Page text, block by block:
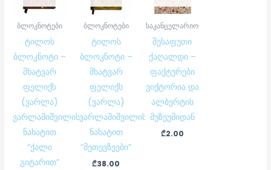
ბლოკნოტები
ტილოს
ბლოკნოტი –
მხატვარ
ფელიქს
(ვარლა)
ვარლამიშვილის
ნახატით
“ქალი
გიტარით”
ბლოკნოტები
ტილოს
ბლოკნოტი –
მხატვარ
ფელიქს
(ვარლა)
ვარლამიშვილის
ნახატით
“მეთევზეები”
₾38.00
საკანცელარიო
შესაფუთი
ქაღალდი –
ფაქტურები
ვიქტორია და
ალბერტის
მუზეუმიდან
₾2.00